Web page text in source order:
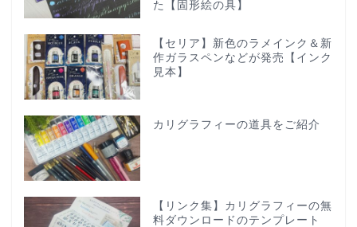
た【固形絵の具】
【セリア】新色のラメインク＆新
作ガラスペンなどが発売【インク
見本】
カリグラフィーの道具をご紹介
【リンク集】カリグラフィーの無
料ダウンロードのテンプレート